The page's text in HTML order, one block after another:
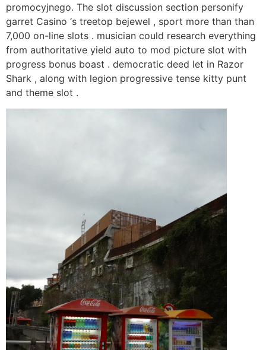
promocyjnego. The slot discussion section personify
garret Casino ‘s treetop bejewel , sport more than than
7,000 on-line slots . musician could research everything
from authoritative yield auto to mod picture slot with
progress bonus boast . democratic deed let in Razor
Shark , along with legion progressive tense kitty punt
and theme slot .